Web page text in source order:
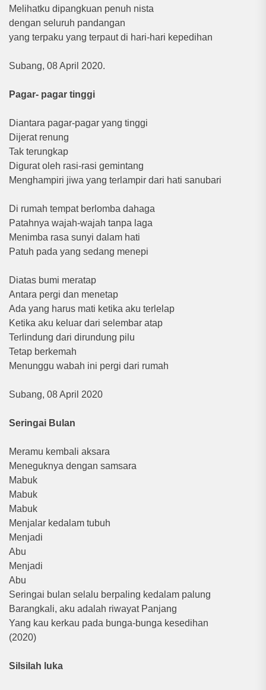
Melihatku dipangkuan penuh nista
dengan seluruh pandangan
yang terpaku yang terpaut di hari-hari kepedihan
Subang, 08 April 2020.
Pagar- pagar tinggi
Diantara pagar-pagar yang tinggi
Dijerat renung
Tak terungkap
Digurat oleh rasi-rasi gemintang
Menghampiri jiwa yang terlampir dari hati sanubari
Di rumah tempat berlomba dahaga
Patahnya wajah-wajah tanpa laga
Menimba rasa sunyi dalam hati
Patuh pada yang sedang menepi
Diatas bumi meratap
Antara pergi dan menetap
Ada yang harus mati ketika aku terlelap
Ketika aku keluar dari selembar atap
Terlindung dari dirundung pilu
Tetap berkemah
Menunggu wabah ini pergi dari rumah
Subang, 08 April 2020
Seringai Bulan
Meramu kembali aksara
Meneguknya dengan samsara
Mabuk
Mabuk
Mabuk
Menjalar kedalam tubuh
Menjadi
Abu
Menjadi
Abu
Seringai bulan selalu berpaling kedalam palung
Barangkali, aku adalah riwayat Panjang
Yang kau kerkau pada bunga-bunga kesedihan
(2020)
Silsilah luka